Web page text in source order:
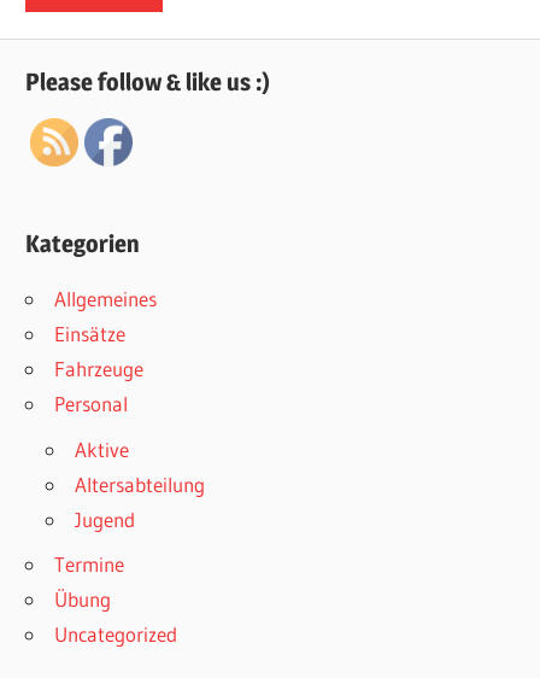
Please follow & like us :)
Kategorien
Allgemeines
Einsätze
Fahrzeuge
Personal
Aktive
Altersabteilung
Jugend
Termine
Übung
Uncategorized